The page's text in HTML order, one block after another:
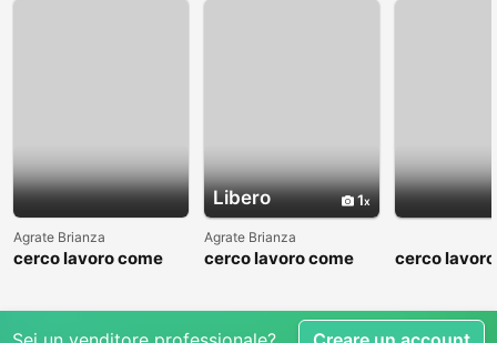
Agrate Brianza
cerco lavoro come
Libero 1
Agrate Brianza
cerco lavoro come
cerco